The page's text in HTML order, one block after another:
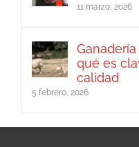
11 marzo, 2026
qué es
calidad
5 febrero, 2026